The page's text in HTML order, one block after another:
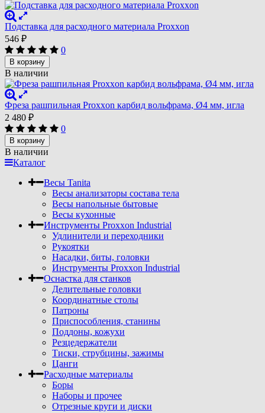
Подставка для расходного материала Proxxon
546 ₽
0
В корзину
В наличии
Фреза рашпильная Proxxon карбид вольфрама, Ø4 мм, игла
2 480 ₽
0
В корзину
В наличии
Каталог
Весы Tanita
Весы анализаторы состава тела
Весы напольные бытовые
Весы кухонные
Инструменты Proxxon Industrial
Удлинители и переходники
Рукоятки
Насадки, биты, головки
Инструменты Proxxon Industrial
Оснастка для станков
Делительные головки
Координатные столы
Патроны
Приспособления, станины
Поддоны, кожухи
Резцедержатели
Тиски, струбцины, зажимы
Цанги
Расходные материалы
Боры
Наборы и прочее
Отрезные круги и диски